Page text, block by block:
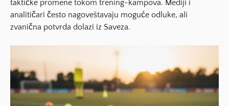
taktičke promene tokom trening-kampova. Mediji i
analitičari često nagoveštavaju moguće odluke, ali
zvanična potvrda dolazi iz Saveza.